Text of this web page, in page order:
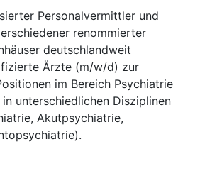
Personalvermittler und
renommierter
deutschlandweit
Ärzte (m/w/d) zur
im Bereich Psychiatrie
unterschiedlichen Disziplinen
Akutpsychiatrie,